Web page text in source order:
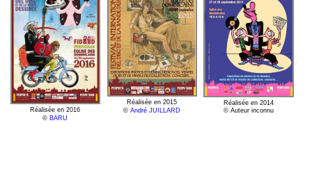
Réalisée en 2016
© BARU
Réalisée en 2015
©André JUILLARD
Réalisée en 2014
© Auteur inconnu